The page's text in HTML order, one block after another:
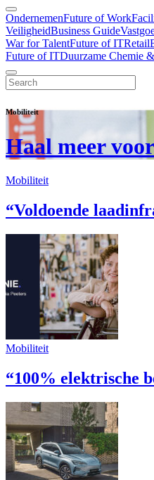
OndernemenFuture of Work
VeiligheidBusiness Guide
War for TalentFuture of ITRetail
Future of ITDuurzame Chemie
Mobiliteit
Haal meer
Mobiliteit
“Voldoende
Mobiliteit
“100% elektrische